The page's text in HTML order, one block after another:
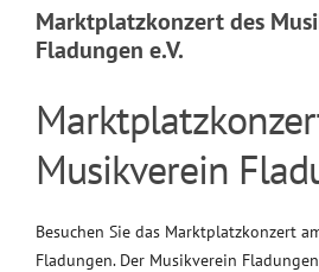
Marktplatzkonzert des
Fladungen e.V.
Musikverein
Besuchen Sie das Marktplatzkonzert
Fladungen. Der Musikverein